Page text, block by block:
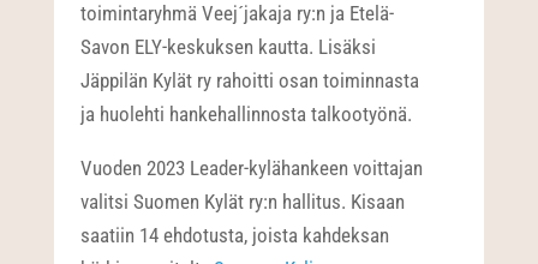
toimintaryhmä Veej´jakaja ry:n ja Etelä-
Savon ELY-keskuksen kautta. Lisäksi
Jäppilän Kylät ry rahoitti osan toiminnasta
ja huolehti hankehallinnosta talkootyönä.
Vuoden 2023 Leader-kylähankeen voittajan
valitsi Suomen Kylät ry:n hallitus. Kisaan
saatiin 14 ehdotusta, joista kahdeksan